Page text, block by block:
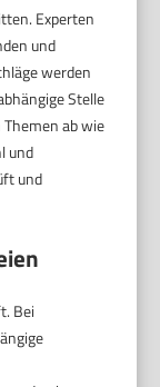
Experten
und
werden
Stelle
ab wie
und
und
Bei